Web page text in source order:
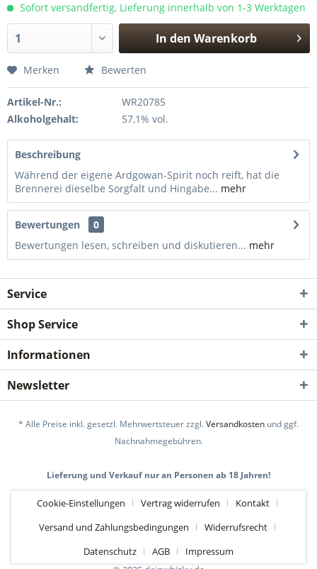
Sofort versandfertig, Lieferung innerhalb von 1-3 Werktagen
In den Warenkorb
Merken Bewerten
Artikel-Nr.:
WR20785
Alkoholgehalt:
57,1% vol.
Beschreibung
Während der eigene Ardgowan-Spirit noch reift, hat die
Brennerei dieselbe Sorgfalt und Hingabe... mehr
Bewertungen
0
Bewertungen lesen, schreiben und diskutieren... mehr
Service
Shop Service
Informationen
Newsletter
* Alle Preise inkl. gesetzl. Mehrwertsteuer zzgl.Versandkosten und ggf.
Nachnahmegebühren.
Lieferung und Verkauf nur an Personen ab 18 Jahren!
Cookie-Einstellungen Vertrag widerrufen
Kontakt
Versand und Zahlungsbedingungen
Widerrufsrecht
Datenschutz
AGB
Impressum